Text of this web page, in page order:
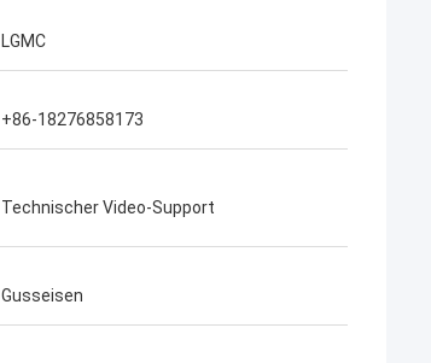
LGMC
+86-18276858173
Technischer Video-Support
Gusseisen